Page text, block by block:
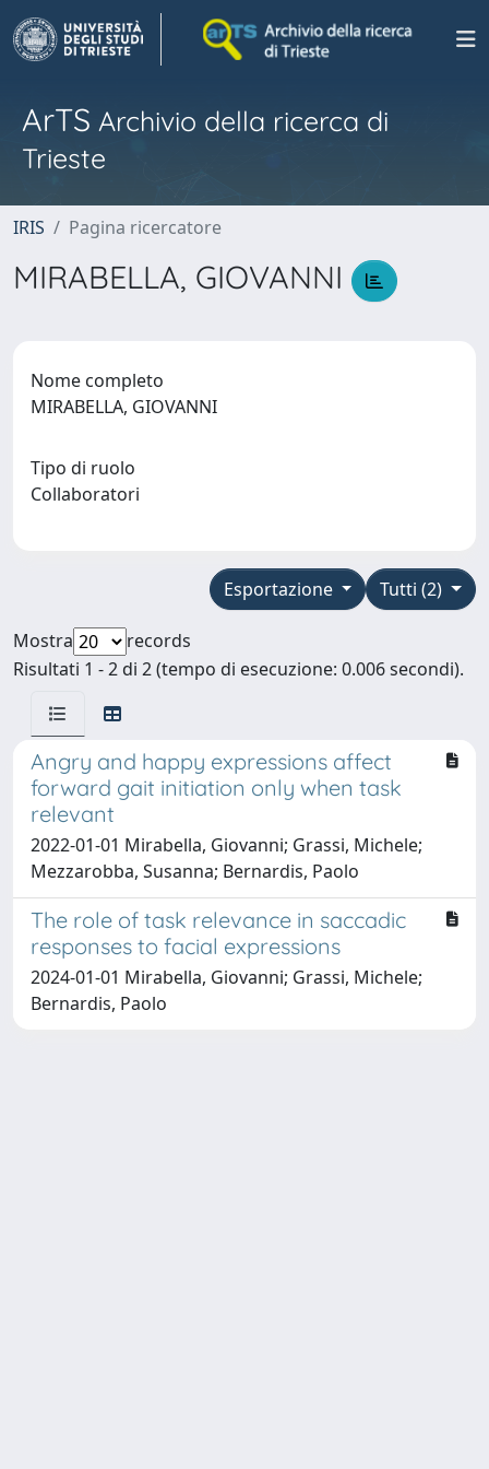
ArTS Archivio della ricerca di
Trieste
IRIS Pagina ricercatore
MIRABELLA, GIOVANNI
Nome completo
MIRABELLA, GIOVANNI
Tipo di ruolo
Collaboratori
Tutti (2)
Esportazione
Mostra
records
Risultati 1 - 2 di 2 (tempo di esecuzione: 0.006 secondi).
Angry and happy expressions affect
forward gait initiation only when task
relevant
2022-01-01 Mirabella, Giovanni; Grassi, Michele;
Mezzarobba, Susanna; Bernardis, Paolo
The role of task relevance in saccadic
responses to facial expressions
2024-01-01 Mirabella, Giovanni; Grassi, Michele;
Bernardis, Paolo